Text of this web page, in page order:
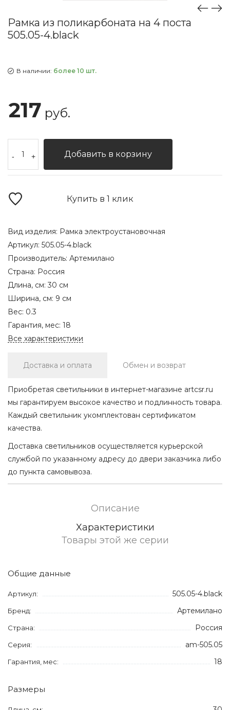
Рамка из поликарбоната на 4 поста
505.05-4.black
В наличии: более 10 шт.
217 руб.
- + Добавить в корзину
Купить в 1 клик
Вид изделия: Рамка электроустановочная
Артикул: 505.05-4.black
Производитель: Артемилано
Страна: Россия
Длина, см:30 см
Ширина, см: 9 см
Вес: 0.3
Гарантия, мес: 18
Все характеристики
Доставка и оплата Обмен и возврат
Приобретая светильники в интернет-магазине artcsr.ru
мы гарантируем высокое качество и подлинность товара.
Каждый светильник укомплектован сертификатом
качества.
Доставка светильников осуществляется курьерской
службой по указанному адресу до двери заказчика либо
до пункта самовывоза.
Описание
Характеристики
Товары этой же серии
Общие данные
Артикул: 505.05-4.black
Бренд: Артемилано
Страна: Россия
Серия: am-505.05
Гарантия, мес: 18
Размеры